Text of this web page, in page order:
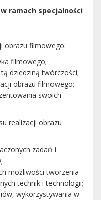
ramach specjalności
obrazu filmowego:
filmowego;
dziedziną twórczości;
obrazu filmowego;
swoich
realizacji obrazu
zadań i
możliwości tworzenia
technik i technologii;
wykorzystywania w